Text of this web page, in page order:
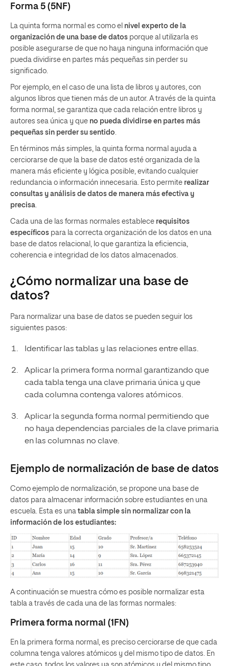
Forma 5 (5NF)
La quinta forma normal es como el nivel experto de la
organización de una base de datos porque al utilizarla es
posible asegurarse de que no haya ninguna información que
pueda dividirse en partes más pequeñas sin perder su
significado.
Por ejemplo, en el caso de una lista de libros y autores, con
algunos libros que tienen más de un autor. A través de la quinta
forma normal, se garantiza que cada relación entre libros y
autores sea única y que no pueda dividirse en partes más
pequeñas sin perder su sentido.
En términos más simples, la quinta forma normal ayuda a
cerciorarse de que la base de datos esté organizada de la
manera más eficiente y lógica posible, evitando cualquier
redundancia o información innecesaria. Esto permite realizar
consultas y análisis de datos de manera más efectiva y
precisa.
Cada una de las formas normales establece requisitos
específicos para la correcta organización de los datos en una
base de datos relacional, lo que garantiza la eficiencia,
coherencia e integridad de los datos almacenados.
¿Cómo normalizar una base de
datos?
Para normalizar una base de datos se pueden seguir los
siguientes pasos:
Identificar las tablas y las relaciones entre ellas.
Aplicar la primera forma normal garantizando que
cada tabla tenga una clave primaria única y que
cada columna contenga valores atómicos.
Aplicar la segunda forma normal permitiendo que
no haya dependencias parciales de la clave primaria
en las columnas no clave.
Ejemplo de normalización de base de datos
Como ejemplo de normalización, se propone una base de
datos para almacenar información sobre estudiantes en una
escuela. Esta es una tabla simple sin normalizar con la
información de los estudiantes:
A continuación se muestra cómo es posible normalizar esta
tabla a través de cada una de las formas normales:
Primera forma normal (1FN)
En la primera forma normal, es preciso cerciorarse de que cada
columna tenga valores atómicos y del mismo tipo de datos. En